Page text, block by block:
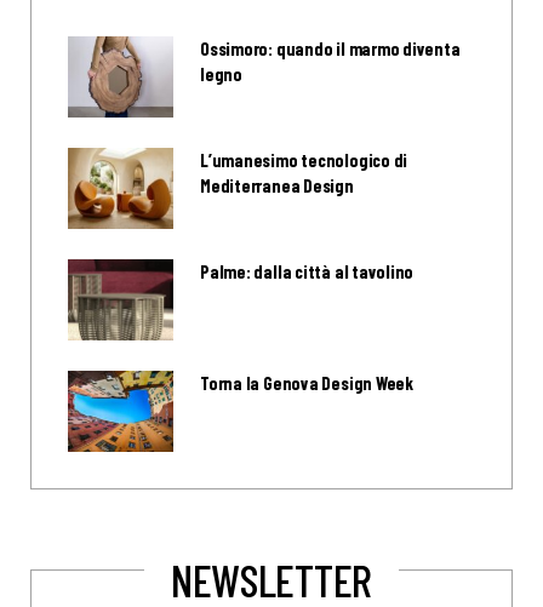
Ossimoro: quando il marmo diventa
legno
L’umanesimo tecnologico di
Mediterranea Design
Palme: dalla città al tavolino
Torna la Genova Design Week
NEWSLETTER